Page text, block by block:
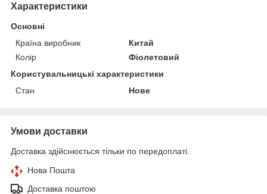
Характеристики
Основні
Країна виробник
Китай
Колір
Фіолетовий
Користувальницькі характеристики
Стан
Нове
Умови доставки
Доставка здійснюється тільки по передоплаті.
Нова Пошта
Доставка поштою